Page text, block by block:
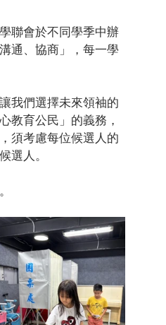
聯會於不同學季中辦
通、協商」，每一學
我們選擇未來領袖的
教育公民」的義務，
須考慮每位候選人的
選人。